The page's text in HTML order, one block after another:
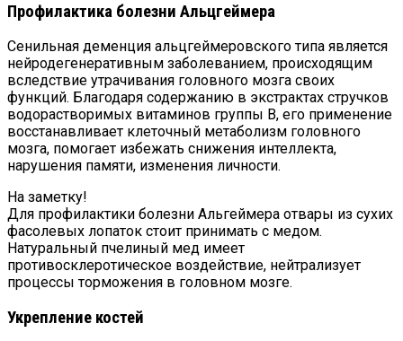
Профилактика болезни Альцгеймера
Сенильная деменция альцгеймеровского типа является
нейродегенеративным заболеванием, происходящим
вследствие утрачивания головного мозга своих
функций. Благодаря содержанию в экстрактах стручков
водорастворимых витаминов группы В, его применение
восстанавливает клеточный метаболизм головного
мозга, помогает избежать снижения интеллекта,
нарушения памяти, изменения личности.
На заметку!
Для профилактики болезни Альгеймера отвары из сухих
фасолевых лопаток стоит принимать с медом.
Натуральный пчелиный мед имеет
противосклеротическое воздействие, нейтрализует
процессы торможения в головном мозге.
Укрепление костей